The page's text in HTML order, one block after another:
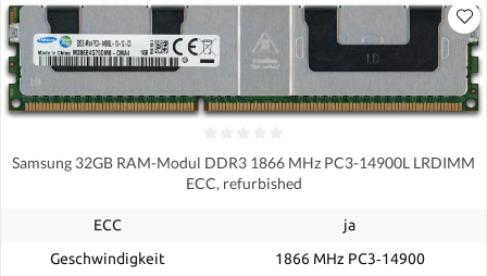
Samsung 32GB RAM-Modul DDR3 1866 MHz PC3-14900L LRDIMM
ECC, refurbished
ECC
ja
Geschwindigkeit
1866 MHz PC3‑14900